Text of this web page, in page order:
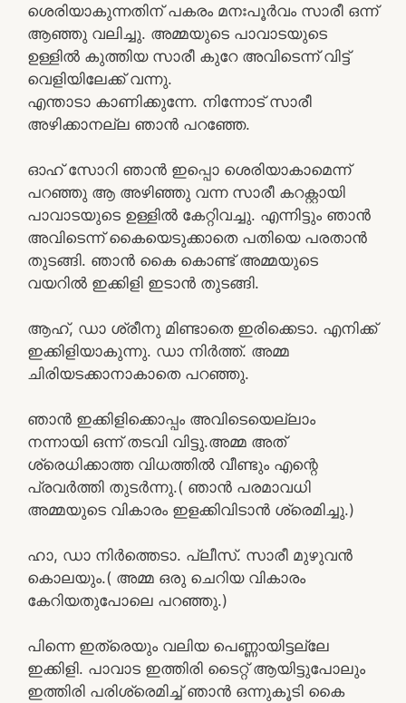
ശെരിയാകുന്നതിന് പകരം മനഃപൂർവം സാരീ ഒന്ന്
ആഞ്ഞു വലിച്ചു. അമ്മയുടെ പാവാടയുടെ
ഉള്ളിൽ കുത്തിയ സാരീ കുറേ അവിടെന്ന് വിട്ട്
വെളിയിലേക്ക് വന്നു.
എന്താടാ കാണിക്കുന്നേ. നിന്നോട് സാരീ
അഴിക്കാനല്ല ഞാൻ പറഞ്ഞേ.
ഓഹ് സോറി ഞാൻ ഇപ്പൊ ശെരിയാകാമെന്ന്
പറഞ്ഞു ആ അഴിഞ്ഞു വന്ന സാരീ കറക്റ്റായി
പാവാടയുടെ ഉള്ളിൽ കേറ്റിവച്ചു. എന്നിട്ടും ഞാൻ
അവിടെന്ന് കൈയെടുക്കാതെ പതിയെ പരതാൻ
തുടങ്ങി. ഞാൻ കൈ കൊണ്ട് അമ്മയുടെ
വയറിൽ ഇക്കിളി ഇടാൻ തുടങ്ങി.
ആഹ്, ഡാ ശ്രീനു മിണ്ടാതെ ഇരിക്കെടാ. എനിക്ക്
ഇക്കിളിയാകുന്നു. ഡാ നിർത്ത്. അമ്മ
ചിരിയടക്കാനാകാതെ പറഞ്ഞു.
ഞാൻ ഇക്കിളിക്കൊപ്പം അവിടെയെല്ലാം
നന്നായി ഒന്ന് തടവി വിട്ടു.അമ്മ അത്
ശ്രെധിക്കാത്ത വിധത്തിൽ വീണ്ടും എന്റെ
പ്രവർത്തി തുടർന്നു.( ഞാൻ പരമാവധി
അമ്മയുടെ വികാരം ഇളക്കിവിടാൻ ശ്രെമിച്ചു.)
ഹാ, ഡാ നിർത്തെടാ. പ്ലീസ്. സാരീ മുഴുവൻ
കൊലയും.( അമ്മ ഒരു ചെറിയ വികാരം
കേറിയതുപോലെ പറഞ്ഞു.)
പിന്നെ ഇത്രെയും വലിയ പെണ്ണായിട്ടല്ലേ
ഇക്കിളി. പാവാട ഇത്തിരി ടൈറ്റ് ആയിട്ടുപോലും
ഇത്തിരി പരിശ്രെമിച്ച് ഞാൻ ഒന്നുകൂടി കൈ